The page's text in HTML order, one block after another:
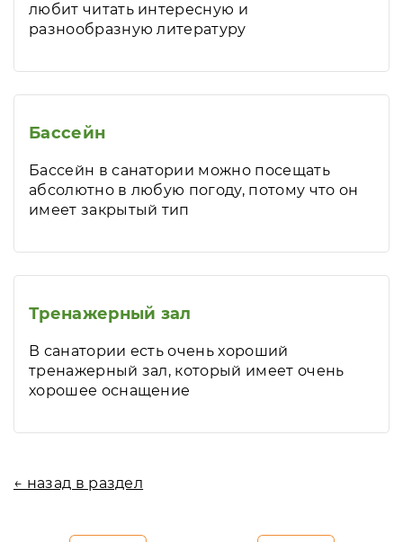
любит читать интересную и
разнообразную литературу
Бассейн
Бассейн в санатории можно посещать
абсолютно в любую погоду, потому что он
имеет закрытый тип
Тренажерный зал
В санатории есть очень хороший
тренажерный зал, который имеет очень
хорошее оснащение
← назад в раздел